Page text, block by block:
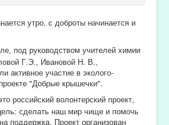
утро, с доброты начинается и
под руководством учителей химии
Г.Э., Ивановой Н. В.,
активное участие в эколого-
"Добрые крышечки".
российский волонтерский проект,
сделать наш мир чище и помочь
поддержка. Проект организован